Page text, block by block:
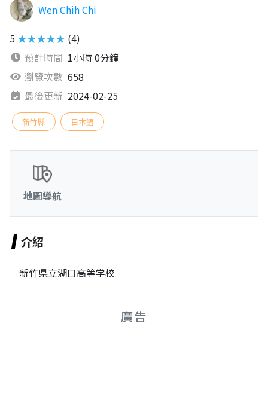
Wen Chih Chi
5 ★★★★★ (4)
預計時間 1小時 0分鐘
瀏覽次數 658
最後更新 2024-02-25
新竹縣 日本語
地圖導航
介紹
新竹県立湖口高等学校
廣告